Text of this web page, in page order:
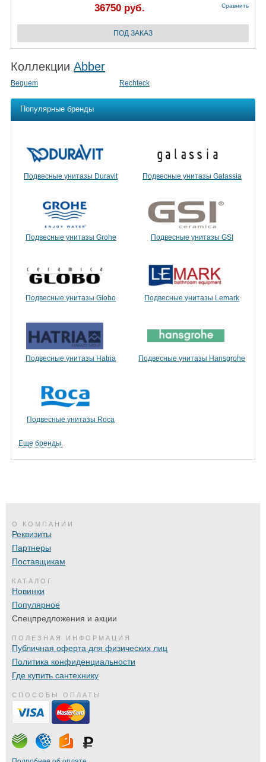
36750 руб. Сравнить
Коллекции Abber
Bequem Rechteck
Популярные бренды
Подвесные унитазы Duravit Подвесные унитазы Galassia
Подвесные унитазы Grohe Подвесные унитазы GSI
Подвесные унитазы Globo Подвесные унитазы Lemark
Подвесные унитазы Hatria Подвесные унитазы Hansgrohe
Подвесные унитазы Roca
Еще бренды
О КОМПАНИИ
Реквизиты
Партнеры
Поставщикам
КАТАЛОГ
Новинки
Популярное
Спецпредложения и акции
ПОЛЕЗНАЯ ИНФОРМАЦИЯ
Публичная оферта для физических лиц
Политика конфиденциальности
Где купить сантехнику
СПОСОБЫ ОПЛАТЫ